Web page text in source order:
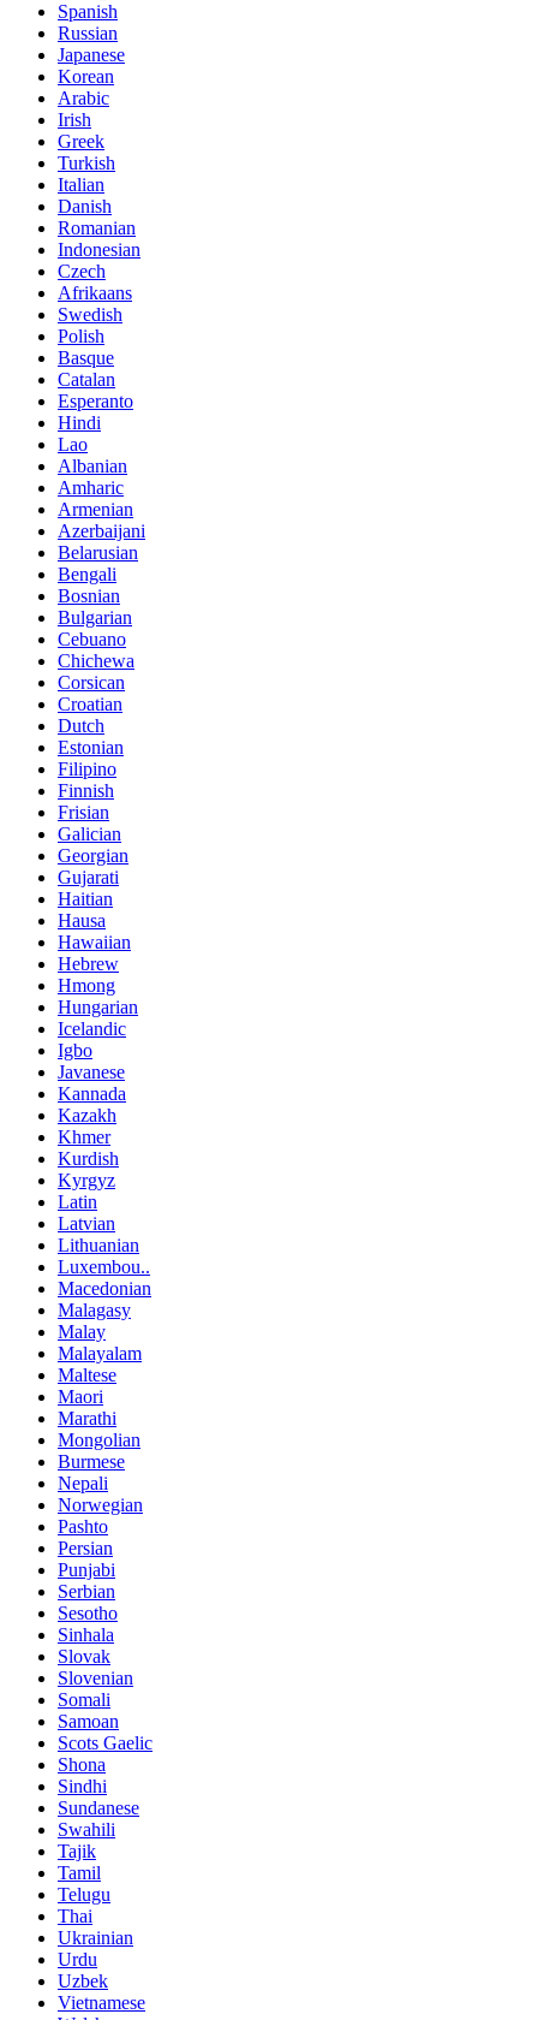
Spanish
Russian
Japanese
Korean
Arabic
Irish
Greek
Turkish
Italian
Danish
Romanian
Indonesian
Czech
Afrikaans
Swedish
Polish
Basque
Catalan
Esperanto
Hindi
Lao
Albanian
Amharic
Armenian
Azerbaijani
Belarusian
Bengali
Bosnian
Bulgarian
Cebuano
Chichewa
Corsican
Croatian
Dutch
Estonian
Filipino
Finnish
Frisian
Galician
Georgian
Gujarati
Haitian
Hausa
Hawaiian
Hebrew
Hmong
Hungarian
Icelandic
Igbo
Javanese
Kannada
Kazakh
Khmer
Kurdish
Kyrgyz
Latin
Latvian
Lithuanian
Luxembou..
Macedonian
Malagasy
Malay
Malayalam
Maltese
Maori
Marathi
Mongolian
Burmese
Nepali
Norwegian
Pashto
Persian
Punjabi
Serbian
Sesotho
Sinhala
Slovak
Slovenian
Somali
Samoan
Scots Gaelic
Shona
Sindhi
Sundanese
Swahili
Tajik
Tamil
Telugu
Thai
Ukrainian
Urdu
Uzbek
Vietnamese